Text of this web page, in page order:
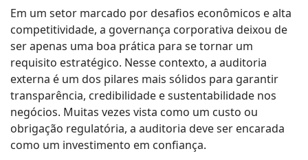
Em um setor marcado por desafios econômicos e alta
competitividade, a governança corporativa deixou de
ser apenas uma boa prática para se tornar um
requisito estratégico. Nesse contexto, a auditoria
externa é um dos pilares mais sólidos para garantir
transparência, credibilidade e sustentabilidade nos
negócios. Muitas vezes vista como um custo ou
obrigação regulatória, a auditoria deve ser encarada
como um investimento em confiança.